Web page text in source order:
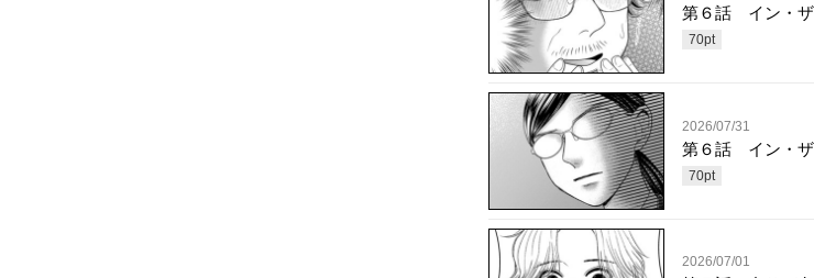
第６話 イン・ザ
70pt
2026/07/31
第６話 イン・ザ
70pt
2026/07/01